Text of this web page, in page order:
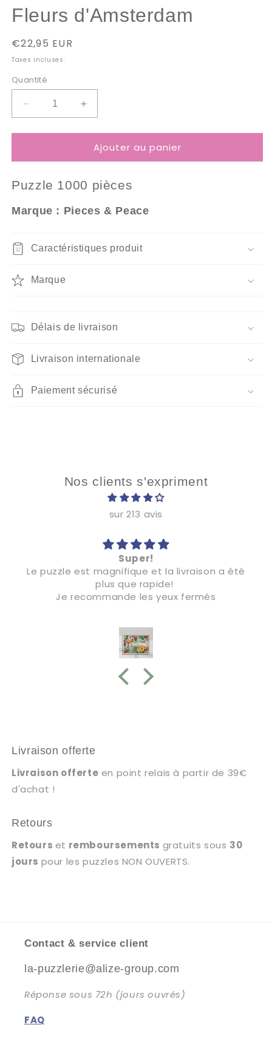
Fleurs d'Amsterdam
Prix
habituel
€22,95 EUR
Taxes incluses.
Quantité
Réduire
la
quantité
Puzzle
Pièces
&amp;
Marché
Fleurs
d&#39;Amsterdam
Augmenter
la
quantité
de
Puzzle
Pièces
&amp;
Marché
Ajouter au panier
Puzzle 1000 pièces
Marque : Pieces & Peace
Caractéristiques produit
Marque
Délais de livraison
Livraison internationale
Paiement sécurisé
Nos clients s'expriment
sur 213 avis
Super!
Le puzzle est magnifique et la livraison a été
plus que rapide!
Je recommande les yeux fermés
Livraison offerte
Livraison offerte en point relais à partir de 39€
d'achat !
Retours
Retours et remboursements gratuits sous 30
jours pour les puzzles NON OUVERTS.
Contact & service client
la-puzzlerie@alize-group.com
Réponse sous 72h (jours ouvrés)
FAQ